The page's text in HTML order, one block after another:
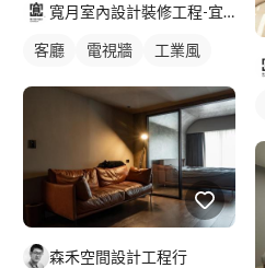
寬月室內設計裝修工程-宜蘭店
客廳 電視牆 工業風
森禾空間設計工程行